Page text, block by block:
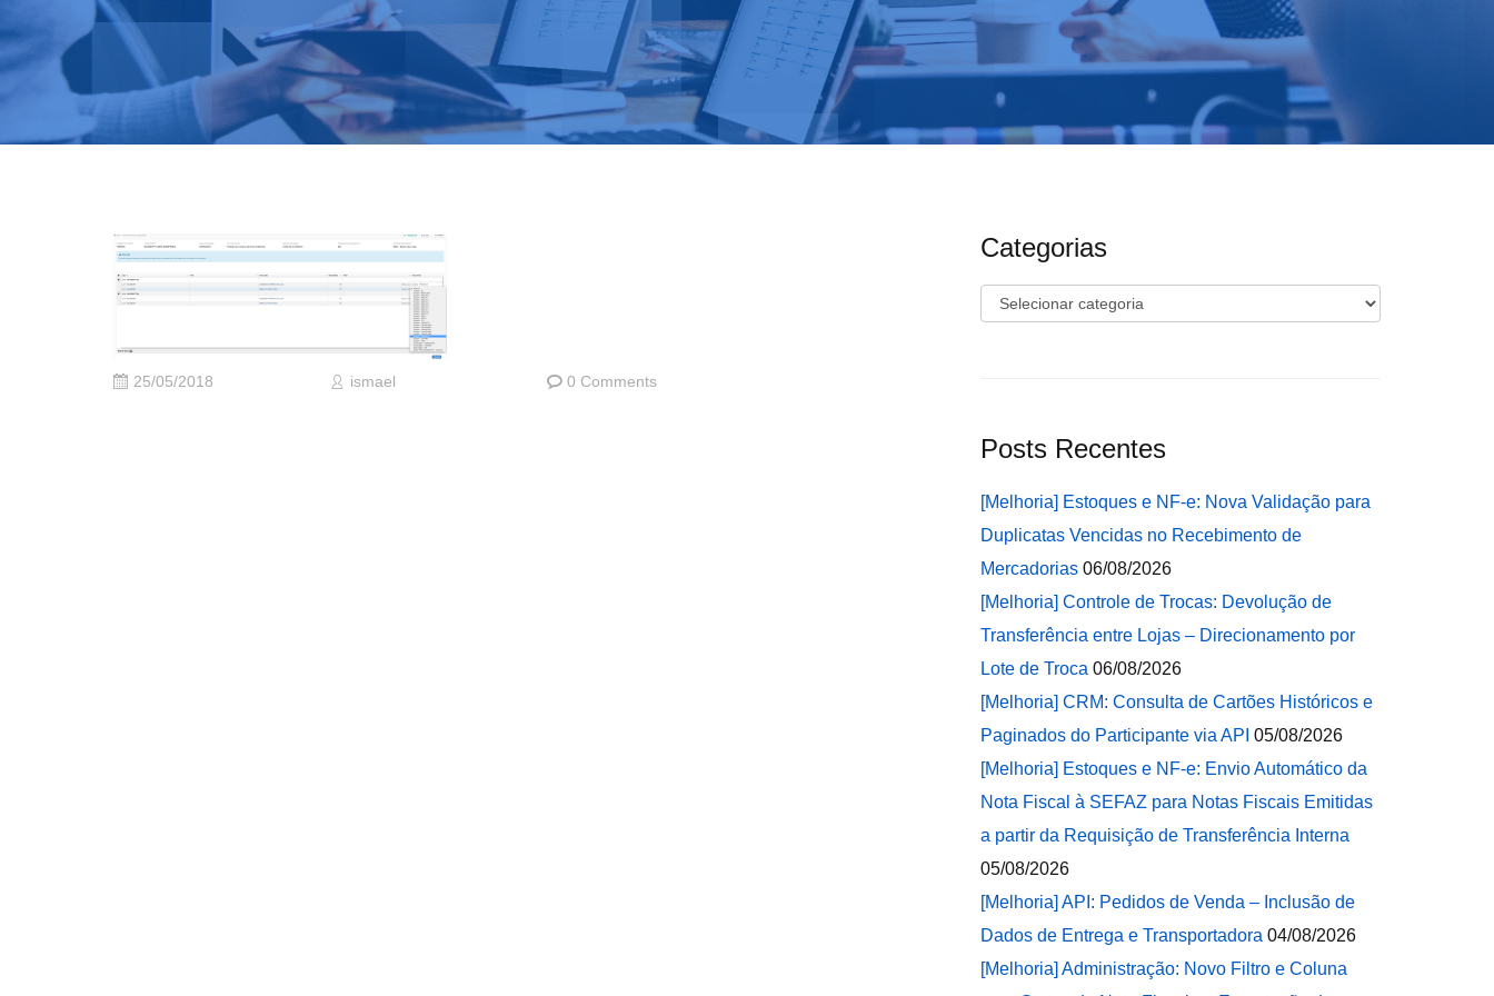
25/05/2018 ismael 0 Comments
Categorias
Categorias
Posts Recentes
[Melhoria] Estoques e NF-e: Nova Validação para
Duplicatas Vencidas no Recebimento de
Mercadorias 06/08/2026
[Melhoria] Controle de Trocas: Devolução de
Transferência entre Lojas – Direcionamento por
Lote de Troca 06/08/2026
[Melhoria] CRM: Consulta de Cartões Históricos e
Paginados do Participante via API 05/08/2026
[Melhoria] Estoques e NF-e: Envio Automático da
Nota Fiscal à SEFAZ para Notas Fiscais Emitidas
a partir da Requisição de Transferência Interna
05/08/2026
[Melhoria] API: Pedidos de Venda – Inclusão de
Dados de Entrega e Transportadora 04/08/2026
[Melhoria] Administração: Novo Filtro e Coluna